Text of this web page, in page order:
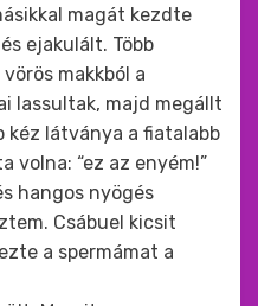
magát kezdte
ejakulált. Több
makkból a
lassultak, majd megállt
kéz látványa a fiatalabb
volna: “ez az enyém!”
hangos nyögés
Csábuel kicsit
a spermámat a